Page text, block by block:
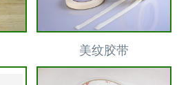
美纹胶带